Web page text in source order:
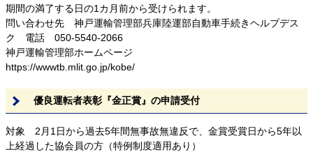
期間の満了する日の1カ月前から受けられます。
問い合わせ先 神戸運輸管理部兵庫陸運部自動車手続きヘルプデス
ク 電話 050-5540-2066
神戸運輸管理部ホームページ
https://wwwtb.mlit.go.jp/kobe/
優良運転者表彰『金正賞』の申請受付
対象 2月1日から過去5年間無事故無違反で、金賞受賞日から5年以
上経過した協会員の方（特例制度適用あり）